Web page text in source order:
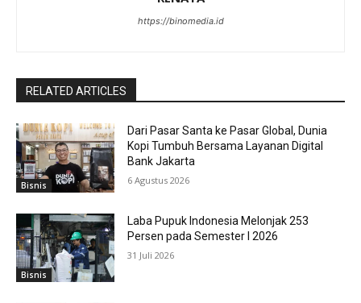
https://binomedia.id
RELATED ARTICLES
Bisnis
Dari Pasar Santa ke Pasar Global, Dunia
Kopi Tumbuh Bersama Layanan Digital
Bank Jakarta
6 Agustus 2026
Bisnis
Laba Pupuk Indonesia Melonjak 253
Persen pada Semester I 2026
31 Juli 2026